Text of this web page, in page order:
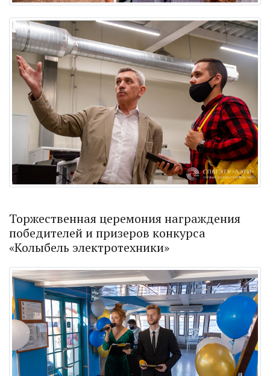
Торжественная церемония награждения
победителей и призеров конкурса
«Колыбель электротехники»